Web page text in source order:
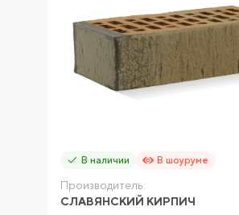
В наличии В шоуруме
Производитель:
СЛАВЯНСКИЙ КИРПИЧ